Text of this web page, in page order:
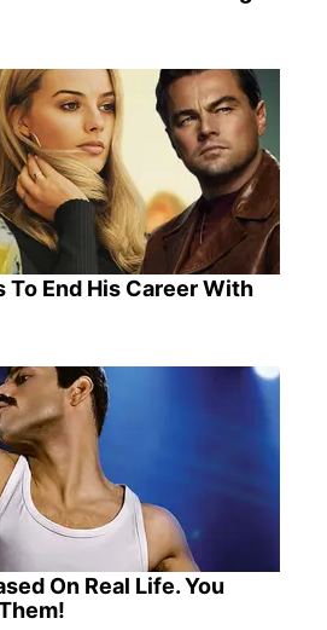
To End His Career With
On Real Life. You